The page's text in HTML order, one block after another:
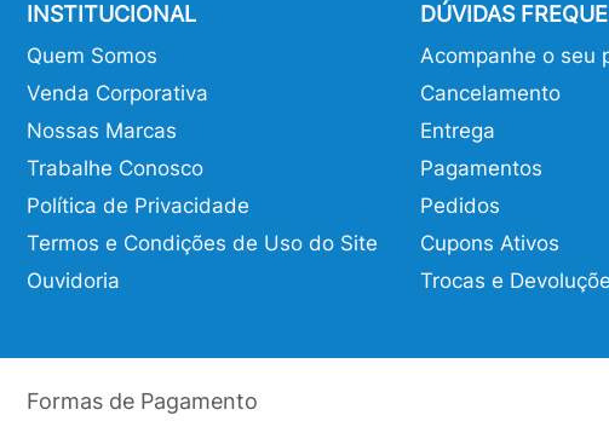
INSTITUCIONAL
Quem Somos
Venda Corporativa
Nossas Marcas
Trabalhe Conosco
Política de Privacidade
Termos e Condições de Uso do Site
Ouvidoria
DÚVIDAS
Acompanhe o seu
Cancelamento
Entrega
Pagamentos
Pedidos
Cupons Ativos
Trocas e
Formas de Pagamento